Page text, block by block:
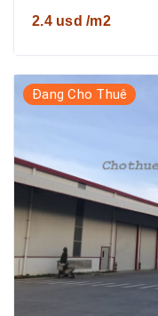
2.4 usd /m2
Đang Cho Thuê